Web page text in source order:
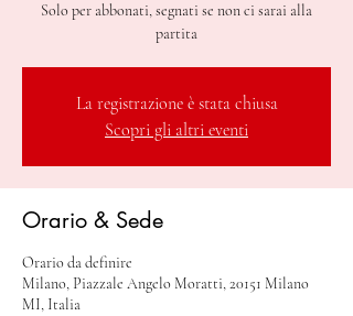
Solo per abbonati, segnati se non ci sarai alla
partita
La registrazione è stata chiusa
Scopri gli altri eventi
Orario & Sede
Orario da definire
Milano, Piazzale Angelo Moratti, 20151 Milano
MI, Italia